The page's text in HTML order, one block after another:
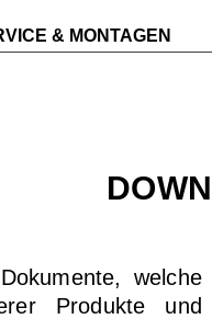
& MONTAGEN
welche
Produkte und